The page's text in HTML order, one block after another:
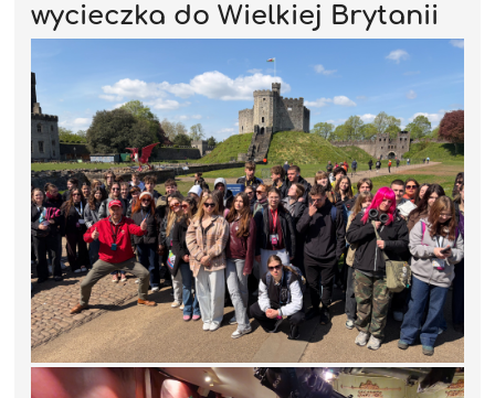
wycieczka do Wielkiej Brytanii